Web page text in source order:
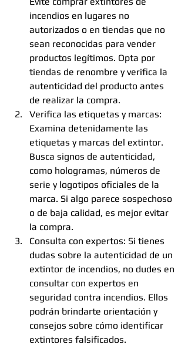
incendios en lugares no
autorizados o en tiendas que no
sean reconocidas para vender
productos legítimos. Opta por
tiendas de renombre y verifica la
autenticidad del producto antes
de realizar la compra.
Verifica las etiquetas y marcas:
Examina detenidamente las
etiquetas y marcas del extintor.
Busca signos de autenticidad,
como hologramas, números de
serie y logotipos oficiales de la
marca. Si algo parece sospechoso
o de baja calidad, es mejor evitar
la compra.
Consulta con expertos: Si tienes
dudas sobre la autenticidad de un
extintor de incendios, no dudes en
consultar con expertos en
seguridad contra incendios. Ellos
podrán brindarte orientación y
consejos sobre cómo identificar
extintores falsificados.